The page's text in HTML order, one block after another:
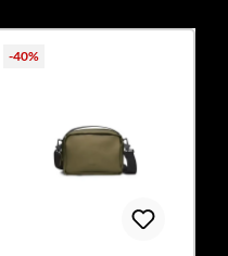
-40%